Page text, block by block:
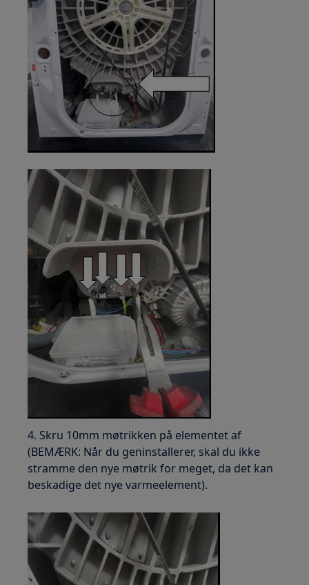
4. Skru 10mm møtrikken på elementet af
(BEMÆRK: Når du geninstallerer, skal du ikke
stramme den nye møtrik for meget, da det kan
beskadige det nye varmeelement).